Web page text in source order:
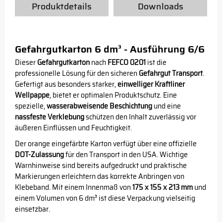
Produktdetails Downloads
Gefahrgutkarton 6 dm³ - Ausführung 6/6
DieserGefahrgutkartonnachFEFCO 0201ist die
professionelle Lösung für den sicherenGefahrgut Transport.
Gefertigt aus besonders starker,einwelliger Kraftliner
Wellpappe, bietet er optimalen Produktschutz. Eine
spezielle,wasserabweisende Beschichtungund eine
nassfeste Verklebungschützen den Inhalt zuverlässig vor
äußeren Einflüssen und Feuchtigkeit.
Der orange eingefärbte Karton verfügt über eine offizielle
DOT-Zulassungfür den Transport in den USA. Wichtige
Warnhinweise sind bereits aufgedruckt und praktische
Markierungen erleichtern das korrekte Anbringen von
Klebeband. Mit einem Innenmaß von175 x 155 x 213 mmund
einem Volumen von 6 dm³ ist diese Verpackung vielseitig
einsetzbar.